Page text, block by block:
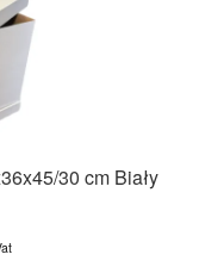
30 cm Biały